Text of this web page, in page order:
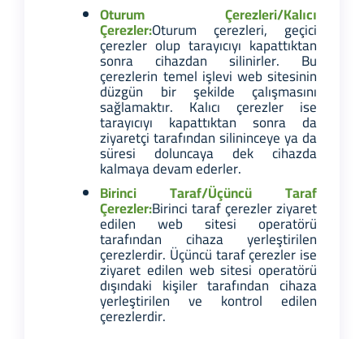
Oturum Çerezleri/Kalıcı
Çerezler:Oturum çerezleri, geçici
çerezler olup tarayıcıyı kapattıktan
sonra cihazdan silinirler. Bu
çerezlerin temel işlevi web sitesinin
düzgün bir şekilde çalışmasını
sağlamaktır. Kalıcı çerezler ise
tarayıcıyı kapattıktan sonra da
ziyaretçi tarafından silininceye ya da
süresi doluncaya dek cihazda
kalmaya devam ederler.
Birinci Taraf/Üçüncü Taraf
Çerezler:Birinci taraf çerezler ziyaret
edilen web sitesi operatörü
tarafından cihaza yerleştirilen
çerezlerdir. Üçüncü taraf çerezler ise
ziyaret edilen web sitesi operatörü
dışındaki kişiler tarafından cihaza
yerleştirilen ve kontrol edilen
çerezlerdir.